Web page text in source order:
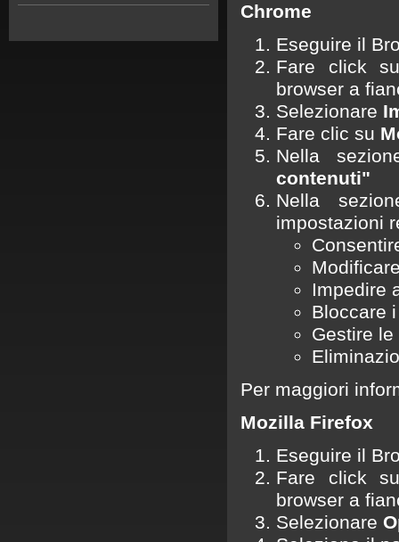
Chrome
Eseguire il
Fare click
browser a
Selezionare
Fare clic su
Nella
contenuti"
Nella
impostazioni
Impedire
Bloccare
Gestire
Per maggiori
Mozilla Firefox
Eseguire il
Fare click
browser a
Selezionare